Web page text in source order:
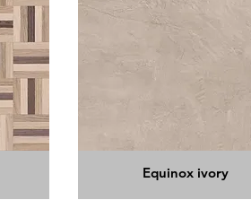
Equinox ivory